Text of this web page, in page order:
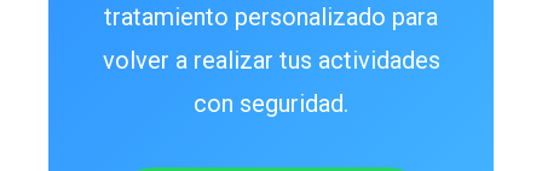
tratamiento personalizado para
volver a realizar tus actividades
con seguridad.